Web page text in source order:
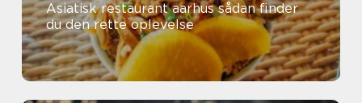
Asiatisk restaurant aarhus sådan finder
du den rette oplevelse